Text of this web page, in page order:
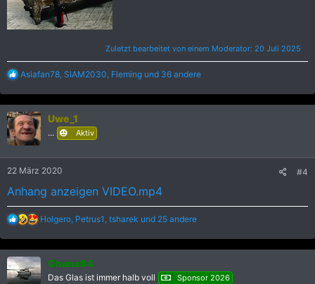
Zuletzt bearbeitet von einem Moderator: 20 Juli 2025
R
a
k
t
i
o
n
Asiafan78, SIAM2030, Fleming und 36 andere
Uwe_1
... Aktiv
22 März 2020 #4
Anhang anzeigen VIDEO.mp4
R
a
k
t
i
Holgero, Petrus1 , tsharek und 25 andere
Ghana94
Das Glas ist immer halb voll Sponsor 2026